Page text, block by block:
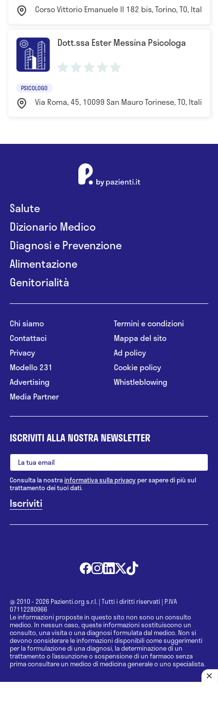
Corso Vittorio Emanuele II 182 bis, Torino, TO, Italia
Dott.ssa Ester Messina Psicologa
PSICOLOGO
Via Roma, 45, 10099 San Mauro Torinese, TO, Italia
Salute
Dizionario Medico
Diagnosi e Prevenzione
Alimentazione
Genitorialità
Chi siamo
Contattaci
Privacy
Modello 231
Advertising
Media Partner
Termini e condizioni
Mappa del sito
Ad policy
Cookie policy
Whistleblowing
ISCRIVITI ALLA NOSTRA NEWSLETTER
Consulta la nostrainformativa sulla privacy per sapere di più sul
trattamento dei tuoi dati.
@ 2010 - 2026 Pazienti.org s.r.l. | Tutti i diritti riservati | P.IVA
07112280966
Le informazioni proposte in questo sito non sono un consulto
medico. In nessun caso, queste informazioni sostituiscono un
consulto, una visita o una diagnosi formulata dal medico. Non si
devono considerare le informazioni disponibili come suggerimenti
per la formulazione di una diagnosi, la determinazione di un
trattamento o l’assunzione o sospensione di un farmaco senza
prima consultare un medico di medicina generale o uno specialista.